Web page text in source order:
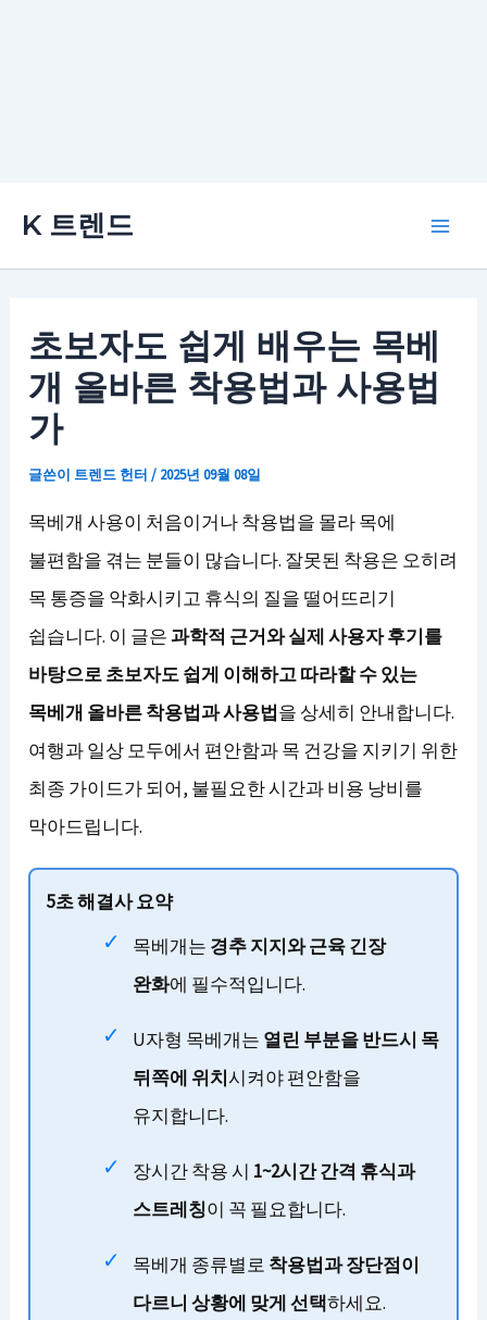
K 트렌드
초보자도 쉽게 배우는 목베
개 올바른 착용법과 사용법
가
글쓴이 트렌드 헌터/ 2025년 09월 08일
목베개 사용이 처음이거나 착용법을 몰라 목에
불편함을 겪는 분들이 많습니다. 잘못된 착용은 오히려
목 통증을 악화시키고 휴식의 질을 떨어뜨리기
쉽습니다. 이 글은과학적 근거와 실제 사용자 후기를
바탕으로 초보자도 쉽게 이해하고 따라할 수 있는
목베개 올바른 착용법과 사용법을 상세히 안내합니다.
여행과 일상 모두에서 편안함과 목 건강을 지키기 위한
최종 가이드가 되어, 불필요한 시간과 비용 낭비를
막아드립니다.
5초 해결사 요약
목베개는 경추 지지와 근육 긴장
완화에 필수적입니다.
U자형 목베개는 열린 부분을 반드시 목
뒤쪽에 위치시켜야 편안함을
유지합니다.
장시간 착용 시 1~2시간 간격 휴식과
스트레칭이 꼭 필요합니다.
목베개 종류별로 착용법과 장단점이
다르니 상황에 맞게 선택하세요.